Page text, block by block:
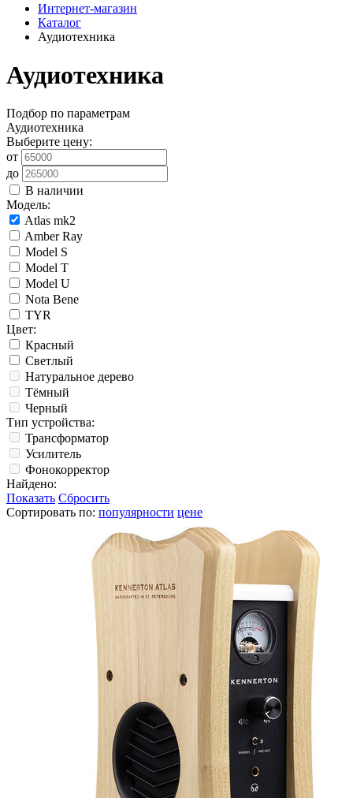
Интернет-магазин
Каталог
Аудиотехника
Аудиотехника
Подбор по параметрам
Аудиотехника
Выберите цену:
от
до
В наличии
Модель:
Atlas mk2
Amber Ray
Model S
Model T
Model U
Nota Bene
TYR
Цвет:
Красный
Светлый
Натуральное дерево
Тёмный
Черный
Тип устройства:
Трансформатор
Усилитель
Фонокорректор
Найдено:
Показать Сбросить
Сортировать по: популярности цене